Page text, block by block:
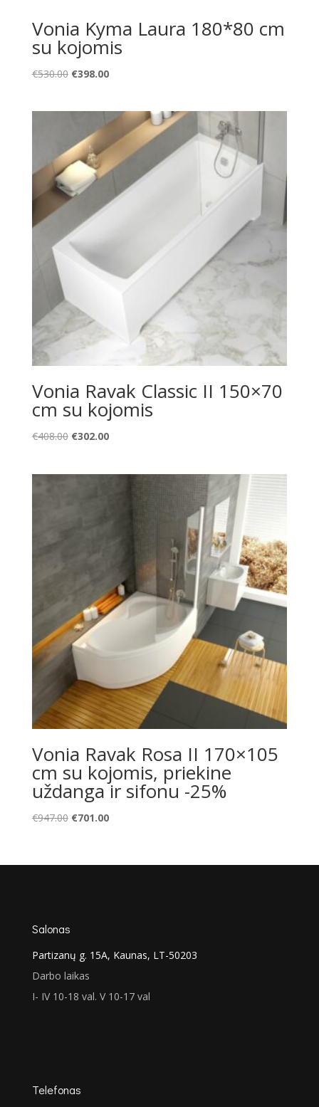
Vonia Kyma Laura 180*80 cm
su kojomis
€530.00 Original
€530.00.
€398.00Current
€398.00.
Vonia Ravak Classic II 150×70
cm su kojomis
€408.00 Original
€302.00Current
Vonia Ravak Rosa II 170×105
cm su kojomis, priekine
uždanga ir sifonu -25%
€947.00 Original
€947.00.
€701.00Current
€701.00.
Salonas
Partizanų g. 15A, Kaunas, LT-50203
Darbo laikas
I- IV 10-18 val. V 10-17 val
Telefonas